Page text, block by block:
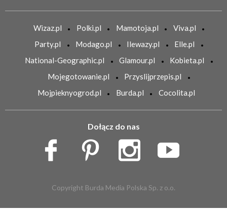
Wizaz.pl Polki.pl Mamotoja.pl
Viva.pl
Party.pl
Modago.pl Ilewazy.pl
Elle.pl
National-Geographic.pl
Glamour.pl
Kobieta.pl
Mojegotowanie.pl
Przyslijprzepis.pl
Mojpieknyogrod.pl
Burda.pl Cocolita.pl
Dołącz do nas
Copyright Burda Media Polska Sp. z o.o.